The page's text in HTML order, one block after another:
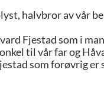
halvbror av vår
Fjestad som i
til vår far og
som forøvrig er